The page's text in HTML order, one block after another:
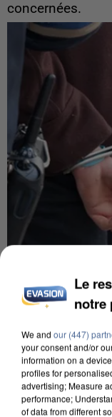
concernées.
Un second
Algérie
quelques jours
Le
notre
We and our (447)
your consent and/or
information on a
profiles for
advertising; Measure
performance;
of data from different